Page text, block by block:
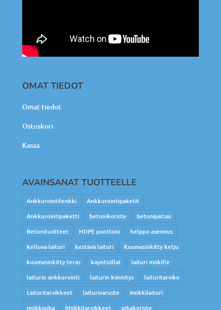
OMAT TIEDOT
Omat tiedot
Ostoskori
Kassa
AVAINSANAT TUOTTEELLE
Ankkurointilenkki
Ankkurointipaketit
Ankkurointipaketti
betonikoriste
betonipatsas
Betonituotteet
HDPE ponttoni
helppo asennus
kelluva laituri
kestävä laituri
Kuumasinkitty ketju
kuumasinkitty teräs
käyntisillat
laituri mökille
laiturin ankkurointi
laiturin kiinnitys
laituritarvike
Laituritarvikkeet
laiturivaruste
mökkilaituri
mökkipiha
Mökkitarvikkeet
pihakoriste